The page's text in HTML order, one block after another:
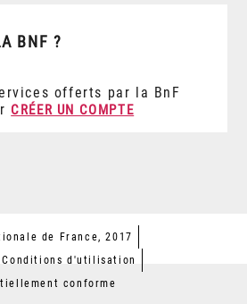
BNF ?
offerts par la BnF
CRÉER UN COMPTE
de France, 2017
Conditions d'utilisation
conforme